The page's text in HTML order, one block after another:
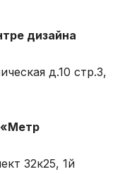
дизайна
д.10 стр.3,
32к25, 1й